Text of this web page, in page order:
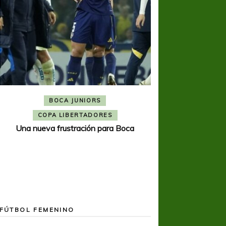
BOCA JUNIORS
COPA LIBERTADORES
Una nueva frustración para Boca
FÚTBOL FEMENINO